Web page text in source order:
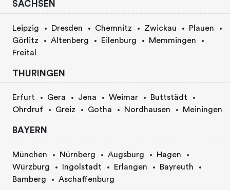
SACHSEN
Leipzig Dresden Chemnitz Zwickau
Plauen
Görlitz
Altenberg Eilenburg
Memmingen
Freital
THURINGEN
Erfurt Gera Jena Weimar
Buttstädt
Ohrdruf
Greiz Gotha Nordhausen Meiningen
BAYERN
München Nürnberg Augsburg
Hagen
Würzburg
Ingolstadt Erlangen
Bayreuth
Bamberg
Aschaffenburg